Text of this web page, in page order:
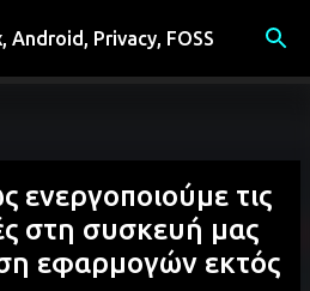
κύριο περιεχόμενο
Android, Privacy, FOSS
ενεργοποιούμε τις
στη συσκευή μας
εφαρμογών εκτός